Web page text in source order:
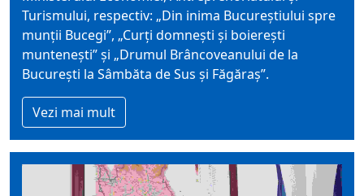
Turismului, respectiv: „Din inima Bucureștiului spre
munții Bucegi”, „Curți domnești și boierești
muntenești” și „Drumul Brâncoveanului de la
București la Sâmbăta de Sus și Făgăraș”.
Vezi mai mult